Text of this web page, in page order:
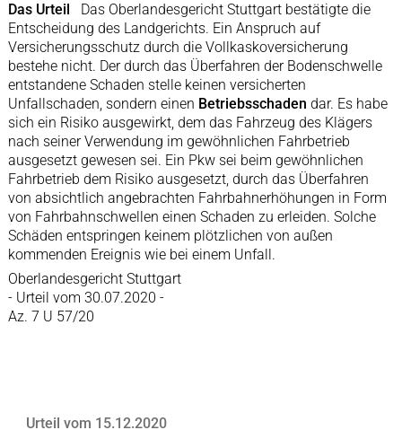
Das Urteil Das Oberlandesgericht Stuttgart bestätigte die
Entscheidung des Landgerichts. Ein Anspruch auf
Versicherungsschutz durch die Vollkaskoversicherung
bestehe nicht. Der durch das Überfahren der Bodenschwelle
entstandene Schaden stelle keinen versicherten
Unfallschaden, sondern einen Betriebsschaden dar. Es habe
sich ein Risiko ausgewirkt, dem das Fahrzeug des Klägers
nach seiner Verwendung im gewöhnlichen Fahrbetrieb
ausgesetzt gewesen sei. Ein Pkw sei beim gewöhnlichen
Fahrbetrieb dem Risiko ausgesetzt, durch das Überfahren
von absichtlich angebrachten Fahrbahnerhöhungen in Form
von Fahrbahnschwellen einen Schaden zu erleiden. Solche
Schäden entspringen keinem plötzlichen von außen
kommenden Ereignis wie bei einem Unfall.
Oberlandesgericht Stuttgart
- Urteil vom 30.07.2020 -
Az. 7 U 57/20
Urteil vom 15.12.2020